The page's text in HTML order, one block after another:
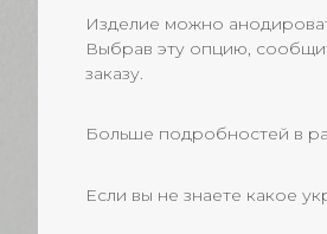
Изделие можно
Выбрав эту опцию,
заказу.
Больше подробностей в
Если вы не знаете какое